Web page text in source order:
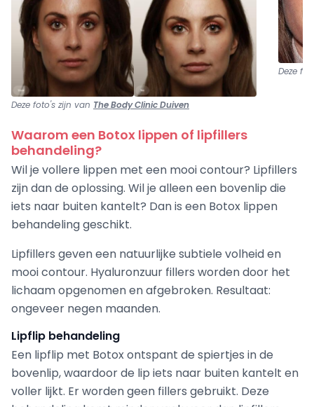
Deze foto's zijn van The Body Clinic Duiven
Deze
Waarom een Botox lippen of lipfillers
behandeling?
Wil je vollere lippen met een mooi contour? Lipfillers
zijn dan de oplossing. Wil je alleen een bovenlip die
iets naar buiten kantelt? Dan is een Botox lippen
behandeling geschikt.
Lipfillers geven een natuurlijke subtiele volheid en
mooi contour. Hyaluronzuur fillers worden door het
lichaam opgenomen en afgebroken. Resultaat:
ongeveer negen maanden.
Lipflip behandeling
Een lipflip met Botox ontspant de spiertjes in de
bovenlip, waardoor de lip iets naar buiten kantelt en
voller lijkt. Er worden geen fillers gebruikt. Deze